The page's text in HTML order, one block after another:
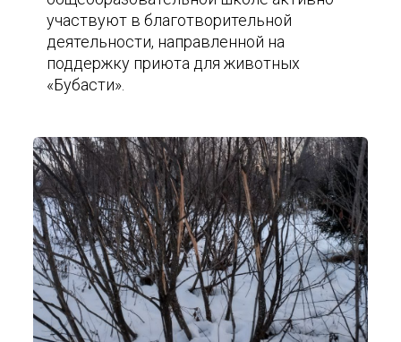
участвуют в благотворительной
деятельности, направленной на
поддержку приюта для животных
«Бубасти».